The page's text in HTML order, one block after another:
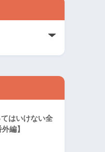
はいけない全
編】